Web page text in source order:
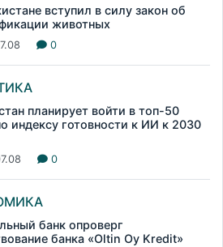
вступил в силу закон об
животных
0
планирует войти в топ-50
индексу готовности к ИИ к 2030
0
банк опроверг
банка «Oltin Oy Kredit»